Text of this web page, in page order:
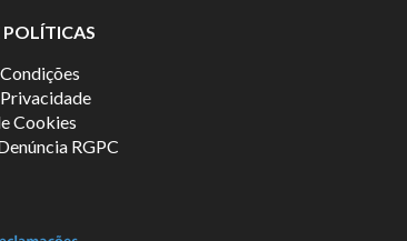
POLÍTICAS
Cookies
RGPC